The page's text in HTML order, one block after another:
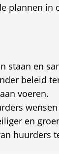
plannen in
staan en
beleid
voeren.
en
huurders